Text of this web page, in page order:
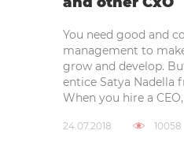
You need good and
management to
grow and develop.
entice Satya Nadella
When you hire a
24.07.2018 10058